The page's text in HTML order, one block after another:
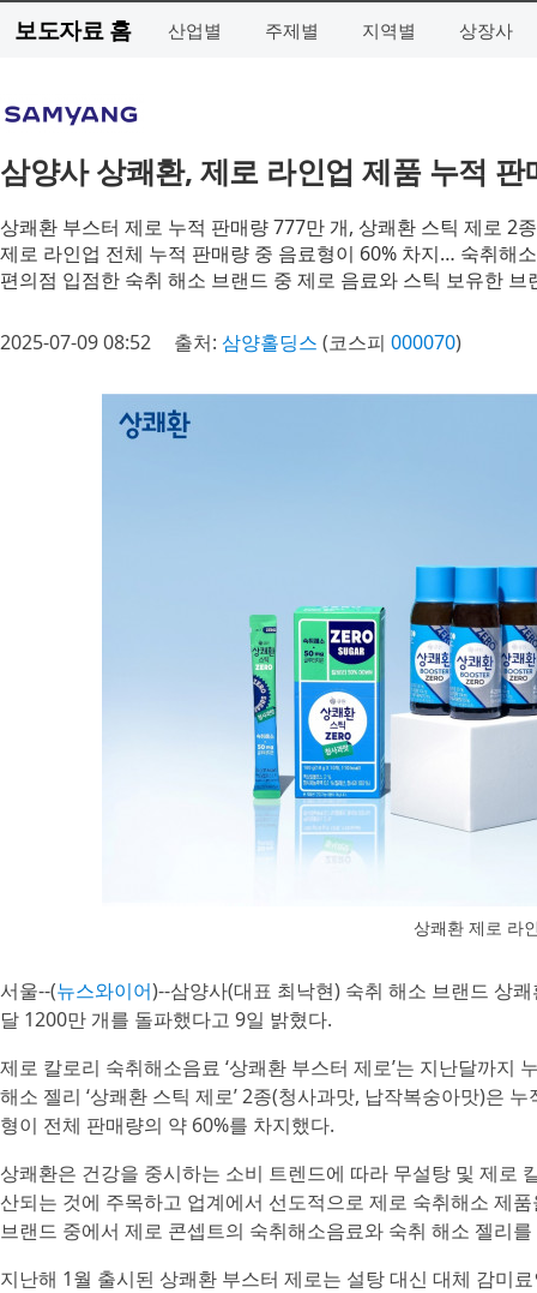
보도자료 홈 산업별 주제별 지역별 상장사
삼양사 상쾌환, 제로 라인업 제품 누적
상쾌환 부스터 제로 누적 판매량 777만 개, 상쾌환 스틱 제로 2
제로 라인업 전체 누적 판매량 중 음료형이 60% 차지… 숙취해
편의점 입점한 숙취 해소 브랜드 중 제로 음료와 스틱 보유한 브
2025-07-09 08:52 출처: 삼양홀딩스 (코스피 000070)
상쾌환 제로 라
서울--(뉴스와이어)--삼양사(대표 최낙현) 숙취 해소 브랜드 상
달 1200만 개를 돌파했다고 9일 밝혔다.
제로 칼로리 숙취해소음료 ‘상쾌환 부스터 제로’는 지난달까지
해소 젤리 ‘상쾌환 스틱 제로’ 2종(청사과맛, 납작복숭아맛)은
형이 전체 판매량의 약 60%를 차지했다.
상쾌환은 건강을 중시하는 소비 트렌드에 따라 무설탕 및 제로
산되는 것에 주목하고 업계에서 선도적으로 제로 숙취해소 제
브랜드 중에서 제로 콘셉트의 숙취해소음료와 숙취 해소 젤리
지난해 1월 출시된 상쾌환 부스터 제로는 설탕 대신 대체 감미